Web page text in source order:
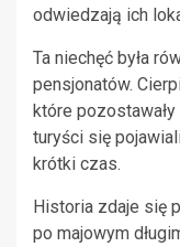
odwiedzają ich
Ta niechęć była
pensjonatów.
które
turyści się
krótki czas.
Historia zdaje się
po majowym